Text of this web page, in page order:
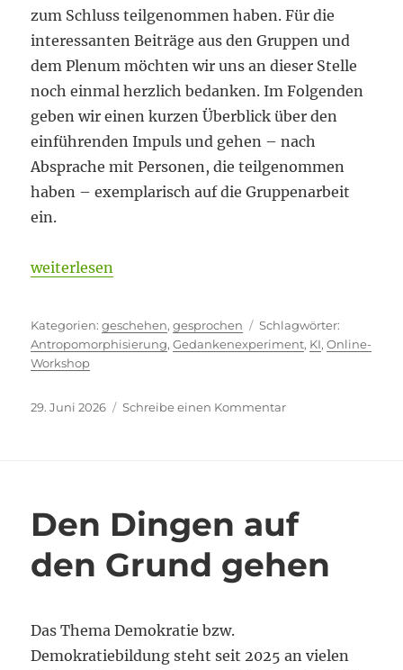
zum Schluss teilgenommen haben. Für die
interessanten Beiträge aus den Gruppen und
dem Plenum möchten wir uns an dieser Stelle
noch einmal herzlich bedanken. Im Folgenden
geben wir einen kurzen Überblick über den
einführenden Impuls und gehen – nach
Absprache mit Personen, die teilgenommen
haben – exemplarisch auf die Gruppenarbeit
ein.
„Der stille Wandel im Beziehungsgefüge der
weiterlesen
Kategorien
geschehen,gesprochen
Antropomorphisierung,Gedankenexperiment, KI,Online-
Workshop
Veröffentlicht
29. Juni 2026 Schreibe einen Kommentarzu
der
akademischen
Gemeinschaft
Den Dingen auf
den Grund gehen
Das Thema Demokratie bzw.
Demokratiebildung steht seit 2025 an vielen